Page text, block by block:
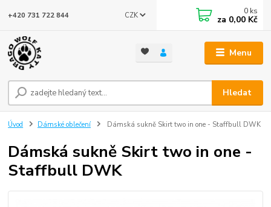
Menu
CZK
Hledat
+420 731 722 844 0 ks
za 0,00 Kč
Úvod Dámské oblečení Dámská sukně Skirt two in one - Staffbull DWK
Dámská sukně Skirt two in one -
Staffbull DWK